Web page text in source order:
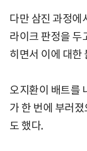
다만 삼진 과정에
라이크 판정을 두
히면서 이에 대한
오지환이 배트를
가 한 번에 부러
도 했다.